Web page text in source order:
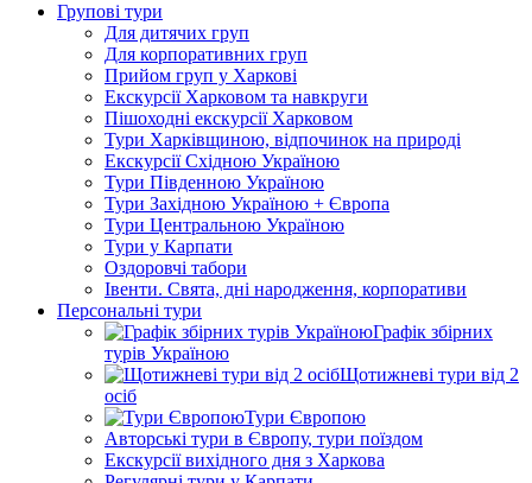
Групові тури
Для дитячих груп
Для корпоративних груп
Прийом груп у Харкові
Екскурсії Харковом та навкруги
Пішоходні екскурсії Харковом
Тури Харківщиною, відпочинок на природі
Екскурсії Східною Україною
Тури Південною Україною
Тури Західною Україною + Європа
Тури Центральною Україною
Тури у Карпати
Оздоровчі табори
Івенти. Свята, дні народження, корпоративи
Персональні тури
Графік збірних
турів Україною
Щотижневі тури від 2
осіб
Тури Європою
Авторські тури в Європу, тури поїздом
Екскурсії вихідного дня з Харкова